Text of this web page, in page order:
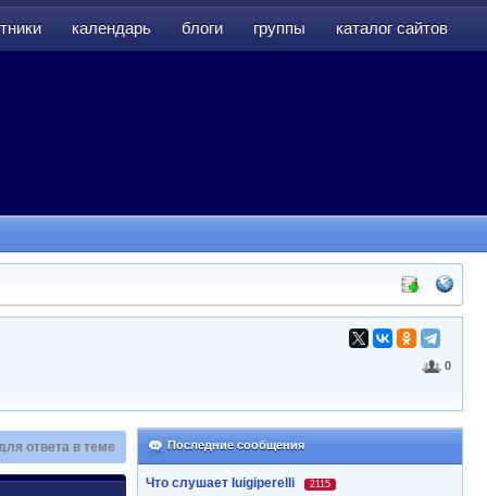
календарь блоги группы каталог сайтов
0
Последние сообщения
Что слушает luigiperelli 2115
ответа в теме